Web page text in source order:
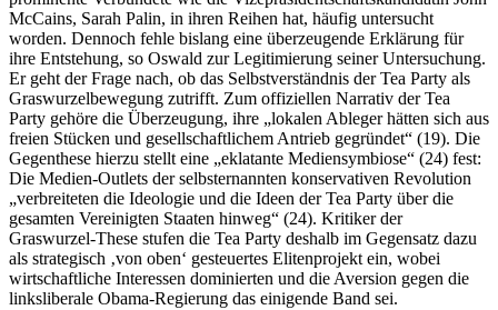
McCains, Sarah Palin, in ihren Reihen hat, häufig untersucht
worden. Dennoch fehle bislang eine überzeugende Erklärung für
ihre Entstehung, so Oswald zur Legitimierung seiner Untersuchung.
Er geht der Frage nach, ob das Selbstverständnis der Tea Party als
Graswurzelbewegung zutrifft. Zum offiziellen Narrativ der Tea
Party gehöre die Überzeugung, ihre „lokalen Ableger hätten sich aus
freien Stücken und gesellschaftlichem Antrieb gegründet“ (19). Die
Gegenthese hierzu stellt eine „eklatante Mediensymbiose“ (24) fest:
Die Medien-Outlets der selbsternannten konservativen Revolution
„verbreiteten die Ideologie und die Ideen der Tea Party über die
gesamten Vereinigten Staaten hinweg“ (24). Kritiker der
Graswurzel-These stufen die Tea Party deshalb im Gegensatz dazu
als strategisch ‚von oben‘ gesteuertes Elitenprojekt ein, wobei
wirtschaftliche Interessen dominierten und die Aversion gegen die
linksliberale Obama-Regierung das einigende Band sei.